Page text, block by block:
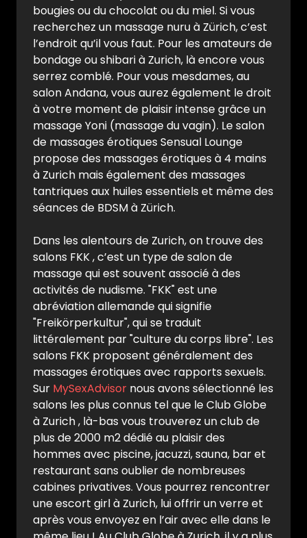
bougies ou du chocolat ou du miel. Si vous
recherchez un massage nuru à Zürich, c’est
l’endroit qu’il vous faut. Pour les amateurs de
bondage ou shibari à Zurich, là encore vous
serrez comblé. Pour vous mesdames, au
salon Andana, vous aurez également le droit
à votre moment de plaisir intense grâce un
massage Yoni (massage du vagin). Le salon
de massages érotiques Sensual Lounge
propose des massages érotiques à 4 mains
à Zurich mais également des massages
tantriques aux huiles essentiels et même des
séances de BDSM à Zürich.
Dans les alentours de Zurich, on trouve des
salons FKK , c’est un type de salon de
massage qui est souvent associé à des
activités de nudisme. "FKK" est une
abréviation allemande qui signifie
"Freikörperkultur", qui se traduit
littéralement par "culture du corps libre". Les
salons FKK proposent généralement des
massages érotiques avec rapports sexuels.
Sur MySexAdvisor nous avons sélectionné les
salons les plus connus tel que le Club Globe
à Zurich , là-bas vous trouverez un club de
plus de 2000 m2 dédié au plaisir des
hommes avec piscine, jacuzzi, sauna, bar et
restaurant sans oublier de nombreuses
cabines privatives. Vous pourrez rencontrer
une escort girl à Zurich, lui offrir un verre et
après vous envoyez en l’air avec elle dans le